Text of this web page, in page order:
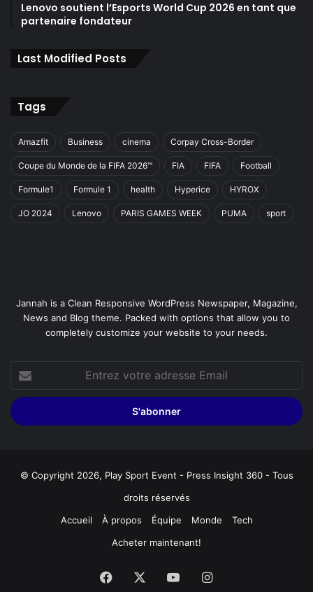
Lenovo soutient l’Esports World Cup 2026 en tant que
partenaire fondateur
Last Modified Posts
Tags
Amazfit Business cinema Corpay Cross-Border
Coupe du Monde de la FIFA 2026™ FIA FIFA Football
Formule1 Formule 1 health Hyperice HYROX
JO 2024 Lenovo PARIS GAMES WEEK PUMA sport
Jannah is a Clean Responsive WordPress Newspaper, Magazine,
News and Blog theme. Packed with options that allow you to
completely customize your website to your needs.
votre
adresse
Email
© Copyright 2026, Play Sport Event - Press Insight 360 - Tous
droits réservés
Accueil
À propos Équipe Monde
Tech
Acheter maintenant!
Facebook YouTubeInstagram